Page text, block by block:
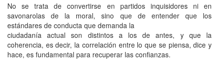
No se trata de convertirse en partidos inquisidores ni en
savonarolas de la moral, sino que de entender que los
estándares de conducta que demanda la
ciudadanía actual son distintos a los de antes, y que la
coherencia, es decir, la correlación entre lo que se piensa, dice y
hace, es fundamental para recuperar las confianzas.